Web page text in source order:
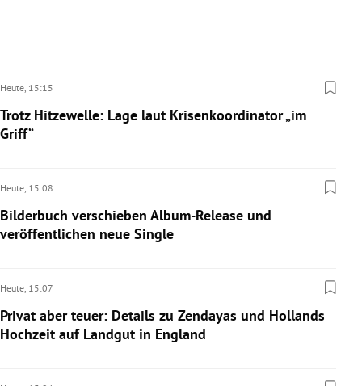
Heute, 15:15
Trotz Hitzewelle: Lage laut Krisenkoordinator „im
Griff“
Heute, 15:08
Bilderbuch verschieben Album-Release und
veröffentlichen neue Single
Heute, 15:07
Privat aber teuer: Details zu Zendayas und Hollands
Hochzeit auf Landgut in England